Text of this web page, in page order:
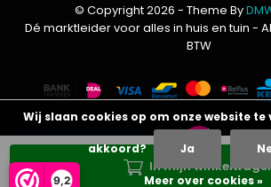
9,2
In mijn
© Copyright 2026 - Theme By
Dé marktleider voor alles in huis en tuin -
BTW
Wij slaan cookies op om onze website
akkoord? Ja
Meer over cookies »